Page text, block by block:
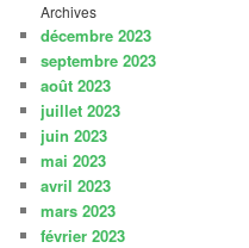
Archives
décembre 2023
septembre 2023
août 2023
juillet 2023
juin 2023
mai 2023
avril 2023
mars 2023
février 2023